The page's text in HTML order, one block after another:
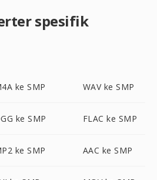
spesifik
ke SMP WAV ke SMP
ke SMP FLAC ke SMP
ke SMP AAC ke SMP